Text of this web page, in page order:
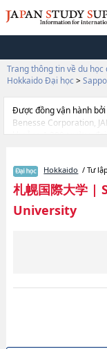
Trang thông tin về du học
Hokkaido Đại học >
Được đồng vận hành
Benesse Corporation,
khoảng 1.300 trường
và thông tin cần thiết
vănhoặcNgành Du
tin về từng ngành học,
tuyển sinh, số lượng
Hokkaido / Tư
札幌国際大学|
University